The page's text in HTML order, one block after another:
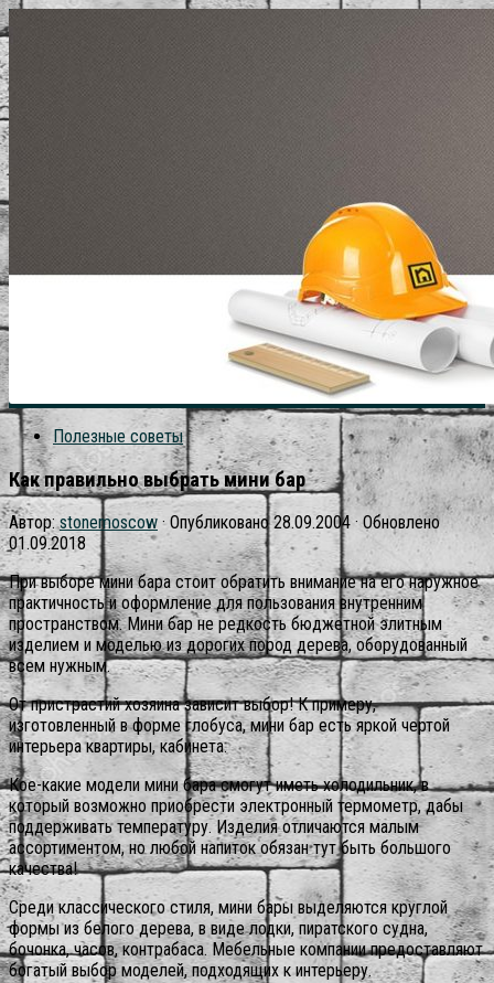
Полезные советы
Как правильно выбрать мини бар
Автор:stonemoscow · Опубликовано28.09.2004 · Обновлено
01.09.2018
При выборе мини бара стоит обратить внимание на его наружное
практичность и оформление для пользования внутренним
пространством. Мини бар не редкость бюджетной элитным
изделием и моделью из дорогих пород дерева, оборудованный
всем нужным.
От пристрастий хозяина зависит выбор! К примеру,
изготовленный в форме глобуса, мини бар есть яркой чертой
интерьера квартиры, кабинета.
Кое-какие модели мини бара смогут иметь холодильник, в
который возможно приобрести электронный термометр, дабы
поддерживать температуру. Изделия отличаются малым
ассортиментом, но любой напиток обязан тут быть большого
качества!
Среди классического стиля, мини бары выделяются круглой
формы из белого дерева, в виде лодки, пиратского судна,
бочонка, часов, контрабаса. Мебельные компании предоставляют
богатый выбор моделей, подходящих к интерьеру.